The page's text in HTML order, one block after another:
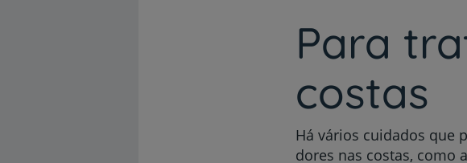
Para
costas
Há vários cuidados que
dores nas costas, como